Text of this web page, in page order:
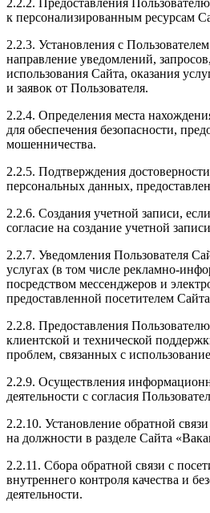
к персонализированным ресурсам
2.2.3. Установления с
направление уведомлений,
использования Сайта, оказания
и заявок от Пользователя.
2.2.4. Определения места
для обеспечения безопасности,
мошенничества.
2.2.5. Подтверждения
персональных данных,
2.2.6. Создания учетной записи,
согласие на создание учетной
2.2.7. Уведомления Пользователя
услугах (в том числе рекламно-
посредством мессенджеров и
предоставленной посетителем
2.2.8. Предоставления
клиентской и технической
проблем, связанных с
2.2.9. Осуществления
деятельности с согласия
2.2.10. Установление обратной
на должности в разделе Сайта
2.2.11. Сбора обратной связи с
внутреннего контроля качества и
деятельности.